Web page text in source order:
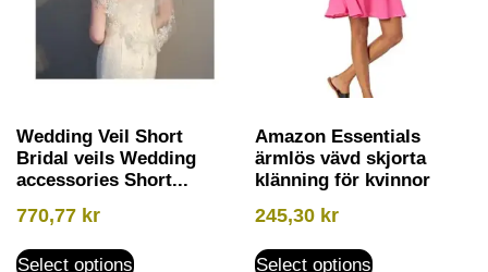
Wedding Veil Short
Bridal veils Wedding
accessories Short...
770,77 kr
Select options
Amazon Essentials
ärmlös vävd skjorta
klänning för kvinnor
245,30 kr
Select options